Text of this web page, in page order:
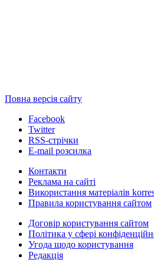
Повна версія сайту
Facebook
Twitter
RSS-стрічки
E-mail розсилка
Контакти
Реклама на сайті
Використання матеріалів
Правила користування сайтом
Договір користування сайтом
Політика у сфері
Угода щодо користування
Редакція